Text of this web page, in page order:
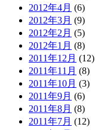
2012年4月 (6)
2012年3月 (9)
2012年2月 (5)
2012年1月 (8)
2011年12月 (12)
2011年11月 (8)
2011年10月 (3)
2011年9月 (6)
2011年8月 (8)
2011年7月 (12)